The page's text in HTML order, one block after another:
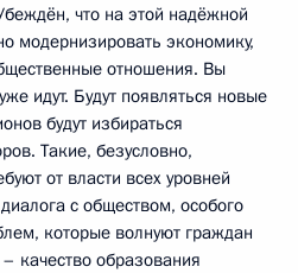
что на этой надёжной
модернизировать экономику,
отношения. Вы
идут. Будут появляться новые
будут избираться
Такие, безусловно,
от власти всех уровней
с обществом, особого
которые волнуют граждан
качество образования